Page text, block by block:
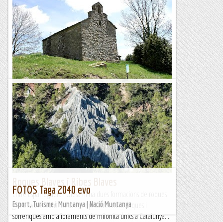
De Ribes a Ribes
Sortim de la benzinera del Llac direcció a Ribes de Freser on
poc abans seguim la carretera a la Massana per fer cap a
Pardines.D'aquí i per la Collada Verda fem via a...
Les Rutes d'en Toti
Pel Ripollès i l'Osona
Abans que res, un bon esmorzar de forquilla a Can Villaura, a
tocar de Ripoll.Sortim cap a la zona de Montesquiu per tot
vorejant la riera de Vallfogona arribar-nos a l'N-260a...
Les Rutes d'en Toti
Entre Esparreguera i Olesa hi ha dues formacions de roques
gris-blavoses constituïdes per pissarres micacítiques i
sorrenques amb afloraments de milonita únics a Catalunya....
FOTOS Taga 2040 evo
Esport, Turisme i Muntanya | Nació Muntanya